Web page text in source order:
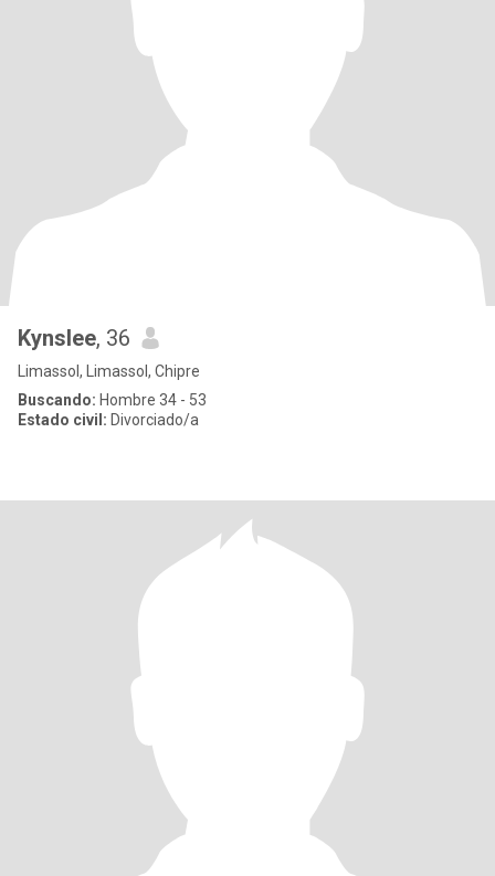
Kynslee, 36
Limassol, Limassol, Chipre
Buscando: Hombre 34 - 53
Estado civil: Divorciado/a